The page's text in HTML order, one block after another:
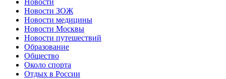
Новости ЗОЖ
Новости медицины
Новости Москвы
Новости путешествий
Образование
Общество
Около спорта
Отдых в России